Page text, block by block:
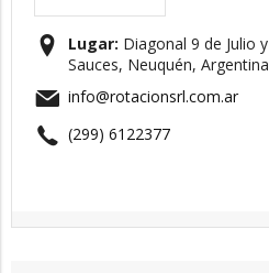
Lugar: Diagonal 9 de Julio
Sauces, Neuquén, Argentina
info@rotacionsrl.com.ar
(299) 6122377